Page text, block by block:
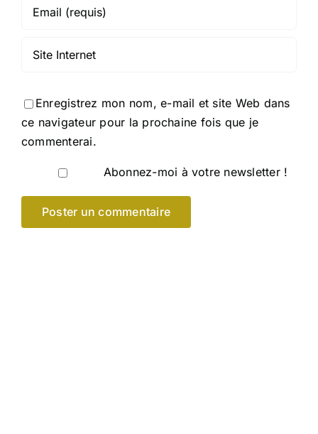
Enregistrez mon nom, e-mail et site Web dans
ce navigateur pour la prochaine fois que je
commenterai.
Abonnez-moi à votre newsletter !